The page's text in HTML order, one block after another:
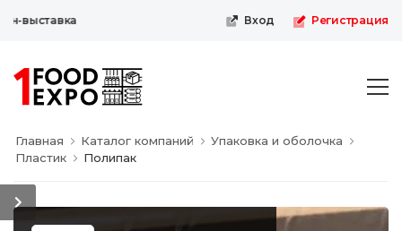
выставка Вход Регистрация
Главная Каталог компаний
Упаковка и оболочка
Пластик
Полипак